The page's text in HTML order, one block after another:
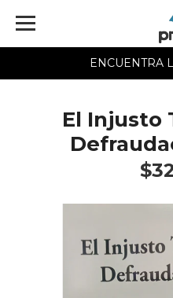
ENCUENTRA
El Injusto